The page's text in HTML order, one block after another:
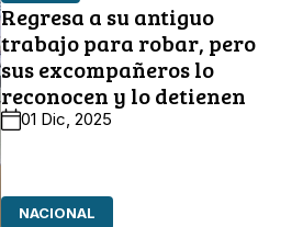
Regresa a su antiguo
trabajo para robar, pero
sus excompañeros lo
reconocen y lo detienen
01 Dic, 2025
NACIONAL